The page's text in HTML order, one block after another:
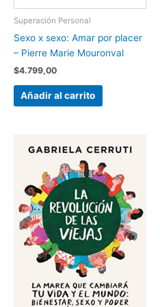
Superación Personal
Sexo x sexo: Amar por placer
– Pierre Marie Mouronval
$4.799,00
Añadir al carrito